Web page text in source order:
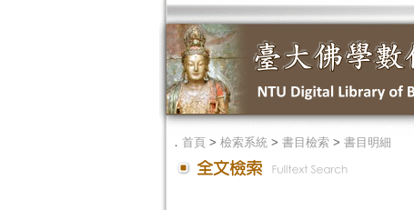
． 首頁> 檢索系統> 書目檢索> 書目明細